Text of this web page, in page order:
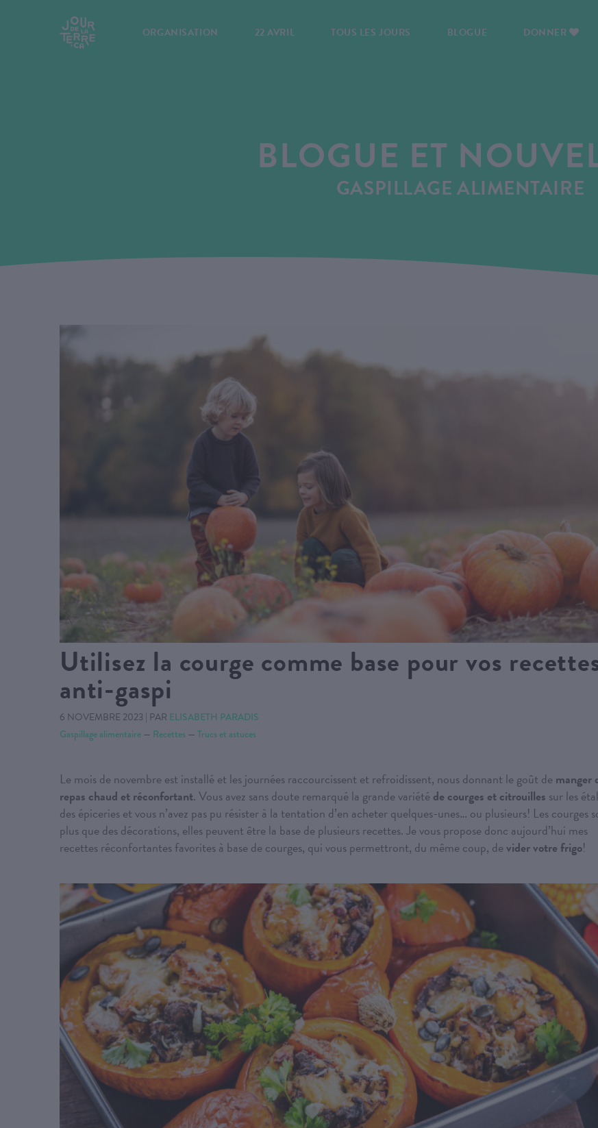
ORGANISATION 22 AVRIL TOUS LES JOURS BLOGUE DONNER
BLOGUE ET
GASPILLAGE ALIMENTAIRE
Utilisez la courge comme base pour vos
anti-gaspi
6 NOVEMBRE 2023 | PAR ELISABETH PARADIS
Gaspillage alimentaire — Recettes — Trucs et astuces
Le mois de novembre est installé et les journées raccourcissent et refroidissent, nous donnant le goût de manger
repas chaud et réconfortant. Vous avez sans doute remarqué la grande variété de courges et citrouilles sur les
des épiceries et vous n’avez pas pu résister à la tentation d’en acheter quelques-unes… ou plusieurs! Les courges
plus que des décorations, elles peuvent être la base de plusieurs recettes. Je vous propose donc aujourd’hui mes
recettes réconfortantes favorites à base de courges, qui vous permettront, du même coup, devider votre frigo!